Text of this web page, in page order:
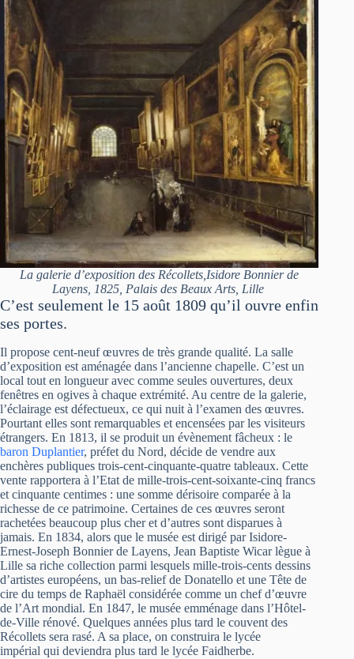
La galerie d’exposition des Récollets,Isidore Bonnier de
Layens, 1825, Palais des Beaux Arts, Lille
C’est seulement le 15 août 1809 qu’il ouvre enfin
ses portes.
Il propose cent-neuf œuvres de très grande qualité. La salle
d’exposition est aménagée dans l’ancienne chapelle. C’est un
local tout en longueur avec comme seules ouvertures, deux
fenêtres en ogives à chaque extrémité. Au centre de la galerie,
l’éclairage est défectueux, ce qui nuit à l’examen des œuvres.
Pourtant elles sont remarquables et encensées par les visiteurs
étrangers. En 1813, il se produit un évènement fâcheux : le
baron Duplantier, préfet du Nord, décide de vendre aux
enchères publiques trois-cent-cinquante-quatre tableaux. Cette
vente rapportera à l’Etat de mille-trois-cent-soixante-cinq francs
et cinquante centimes : une somme dérisoire comparée à la
richesse de ce patrimoine. Certaines de ces œuvres seront
rachetées beaucoup plus cher et d’autres sont disparues à
jamais. En 1834, alors que le musée est dirigé par Isidore-
Ernest-Joseph Bonnier de Layens, Jean Baptiste Wicar lègue à
Lille sa riche collection parmi lesquels mille-trois-cents dessins
d’artistes européens, un bas-relief de Donatello et une Tête de
cire du temps de Raphaël considérée comme un chef d’œuvre
de l’Art mondial. En 1847, le musée emménage dans l’Hôtel-
de-Ville rénové. Quelques années plus tard le couvent des
Récollets sera rasé. A sa place, on construira le lycée
impérial qui deviendra plus tard le lycée Faidherbe.